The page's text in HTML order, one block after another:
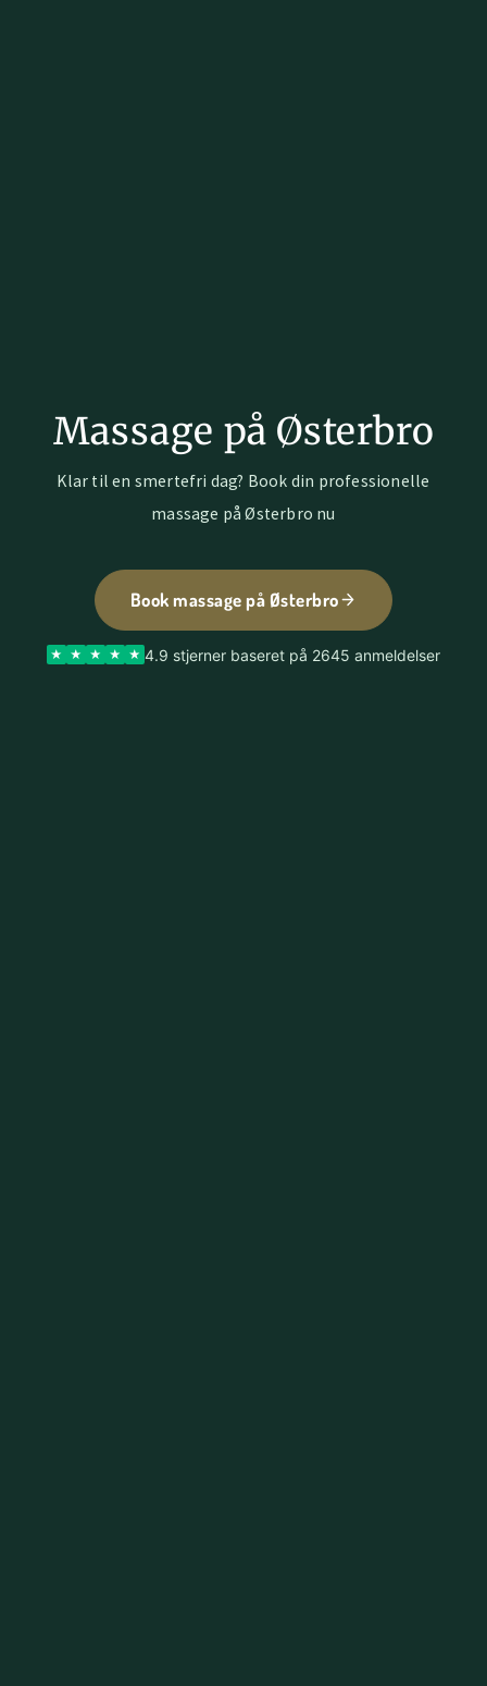
Massage på Østerbro
Klar til en smertefri dag? Book din professionelle
massage på Østerbro nu
Book massage på Østerbro
4.9 stjerner baseret på 2645 anmeldelser